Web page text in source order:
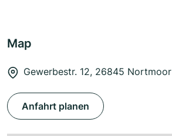
Map
Gewerbestr. 12, 26845 Nortmoor
Anfahrt planen